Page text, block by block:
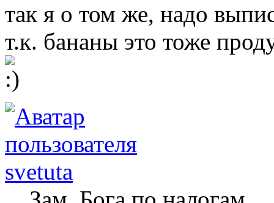
так я о том же, надо
т.к. бананы это тоже
svetuta